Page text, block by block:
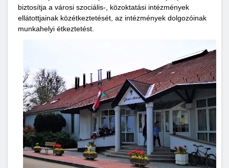
biztosítja a városi szociális-, közoktatási intézmények
ellátottjainak közétkeztetését, az intézmények dolgozóinak
munkahelyi étkeztetést.